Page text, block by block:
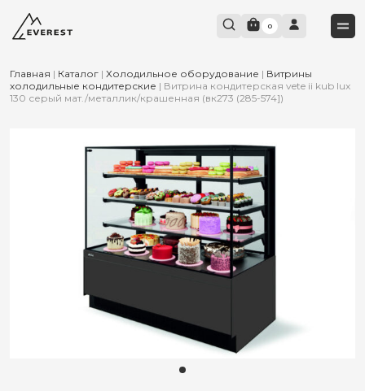
0
Главная | Каталог | Холодильное оборудование | Витрины
холодильные кондитерские | Витрина кондитерская vete ii kub lux
130 серый мат./металлик/крашенная (вк273 (285-574])